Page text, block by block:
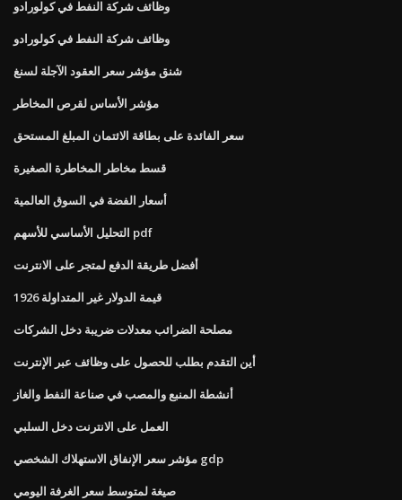
وظائف شركة النفط في كولورادو
وظائف شركة النفط في كولورادو
شنق مؤشر سعر العقود الآجلة لسنغ
مؤشر الأساس لقرص المخاطر
سعر الفائدة على بطاقة الائتمان المبلغ المستحق
قسط مخاطر المخاطرة الصغيرة
أسعار الفضة في السوق العالمية
التحليل الأساسي للأسهم pdf
أفضل طريقة الدفع لمتجر على الانترنت
1926 قيمة الدولار غير المتداولة
مصلحة الضرائب معدلات ضريبة دخل الشركات
أين التقدم بطلب للحصول على وظائف عبر الإنترنت
أنشطة المنبع والمصب في صناعة النفط والغاز
العمل على الانترنت دخل السلبي
مؤشر سعر الإنفاق الاستهلاك الشخصي gdp
صيغة لمتوسط ​​سعر الغرفة اليومي